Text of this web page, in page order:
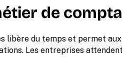
de
libère du temps et permet
Les entreprises